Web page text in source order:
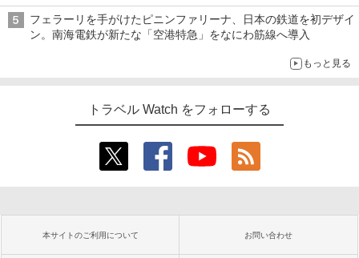
は1500円
フェラーリを手がけたピニンファリーナ、日本の鉄道を初デザイ
ン。南海電鉄が新たな「空港特急」をなにわ筋線へ導入
もっと見る
トラベル Watch をフォローする
本サイトのご利用について お問い合わせ